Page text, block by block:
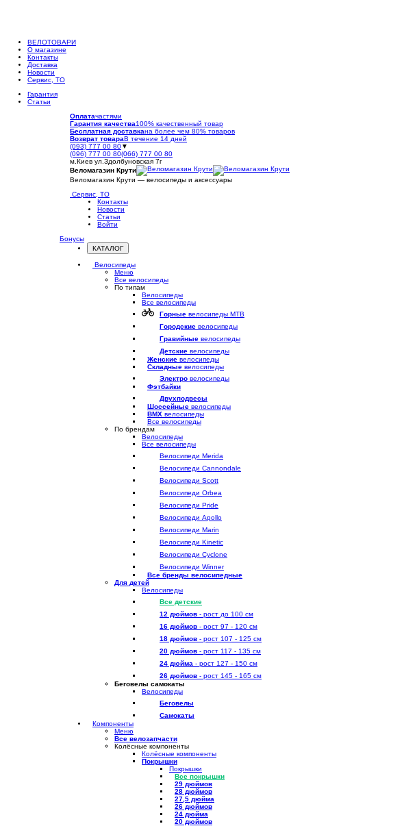
ВЕЛОТОВАРИ
О магазине
Контакты
Доставка
Новости
Сервис, ТО
Гарантия
Статьи
Оплатачастями
Гарантия качества100% качественный товар
Бесплатная доставкана более чем 80% товаров
Возврат товараВ течение 14 дней
(093) 777 00 80▼
(096) 777 00 80(066) 777 00 80
м.Киев ул.Здолбуновская 7г
Веломагазин Крути
Веломагазин Крути — велосипеды и аксессуары
Сервис, ТО
Контакты
Новости
Статьи
Войти
Бонусы
КАТАЛОГ
Открыть
меню
Велосипеды
Меню
Все велосипеды
По типам
Велосипеды
Все велосипеды
Горные велосипеды MTB
Городские велосипеды
Гравийные велосипеды
Детские велосипеды
Женские велосипеды
Складные велосипеды
Электро велосипеды
Фэтбайки
Двухподвесы
Шоссейные велосипеды
BMX велосипеды
Все велосипеды
По брендам
Велосипеды
Все велосипеды
Велосипеди Merida
Велосипеди Cannondale
Велосипеди Scott
Велосипеди Orbea
Велосипеди Pride
Велосипеди Apollo
Велосипеди Marin
Велосипеди Kinetic
Велосипеди Cyclone
Велосипеди Winner
Все бренды велосипедные
Для детей
Велосипеды
Все детские
12 дюймов - рост до 100 см
16 дюймов - рост 97 - 120 см
18 дюймов - рост 107 - 125 см
20 дюймов - рост 117 - 135 см
24 дюйма - рост 127 - 150 см
26 дюймов - рост 145 - 165 см
Беговелы самокаты
Велосипеды
Беговелы
Самокаты
Компоненты
Меню
Все велозапчасти
Колёсные компоненты
Колёсные компоненты
Покрышки
Покрышки
Все покрышки
29 дюймов
28 дюймов
27,5 дюйма
26 дюймов
24 дюйма
20 дюймов